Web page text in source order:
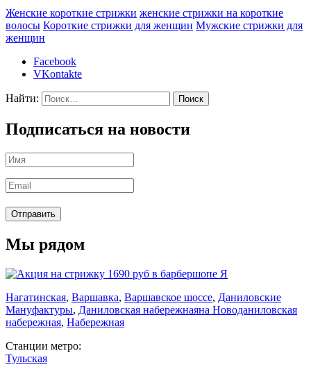
Женские короткие стрижки женские стрижки на короткие
волосы Короткие стрижки для женщин Мужские стрижки для
женщин
Facebook
VKontakte
Найти:
Подписаться на новости
Мы рядом
Нагатинская, Варшавка, Варшавское шоссе, Даниловские
Мануфактуры, Даниловская набережнаяна Новоданиловская
набережная, Набережная
Станции метро:
Тульская